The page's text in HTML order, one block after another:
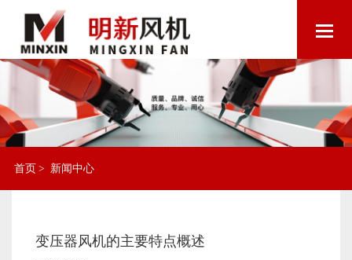
首页 > 新闻中心
变压器风机的主要特点概述